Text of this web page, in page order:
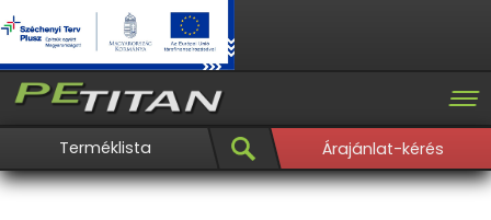
Terméklista Árajánlat-kérés